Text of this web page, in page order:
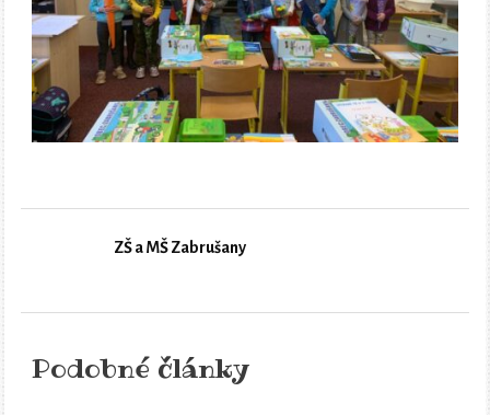
ZŠ a MŠ Zabrušany
Podobné články